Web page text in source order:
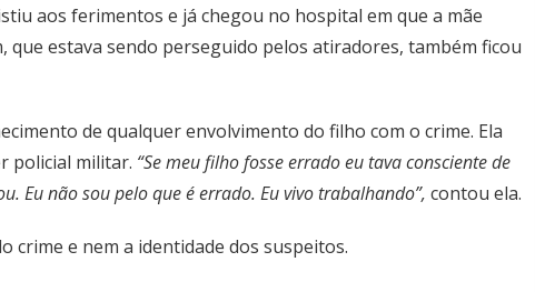
aos ferimentos e já chegou no hospital em que a mãe
que estava sendo perseguido pelos atiradores, também ficou
de qualquer envolvimento do filho com o crime. Ela
policial militar. “Se meu filho fosse errado eu tava consciente de
Eu não sou pelo que é errado. Eu vivo trabalhando”, contou ela.
crime e nem a identidade dos suspeitos.